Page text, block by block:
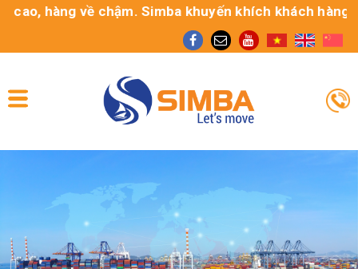
về chậm. Simba khuyến khích khách hàng sử